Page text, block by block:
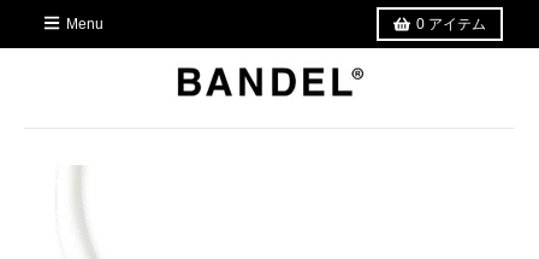
Menu 0 アイテム